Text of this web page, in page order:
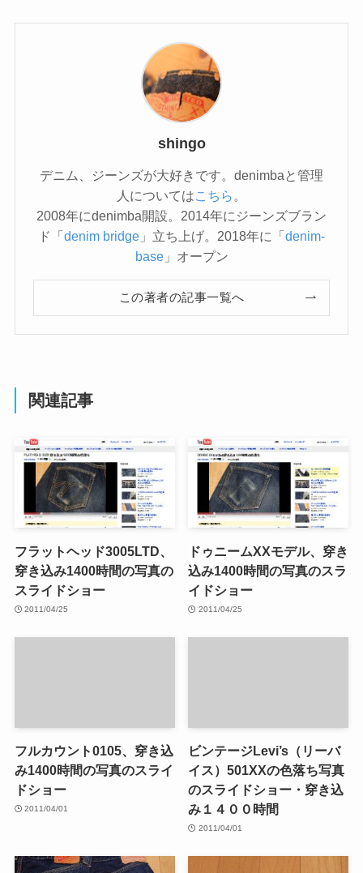
shingo
デニム、ジーンズが大好きです。denimbaと管理
人についてはこちら 。
2008年にdenimba開設。2014年にジーンズブラン
ド「denim bridge 」立ち上げ。2018年に「denim-
base」オープン
この著者の記事一覧へ
関連記事
フラットヘッド3005LTD、
穿き込み1400時間の写真の
スライドショー
2011/04/25
ドゥニームXXモデル、穿き
込み1400時間の写真のスラ
イドショー
2011/04/25
フルカウント0105、穿き込
み1400時間の写真のスライ
ドショー
2011/04/01
ビンテージLevi’s（リーバ
イス）501XXの色落ち写真
のスライドショー・穿き込
み１４００時間
2011/04/01